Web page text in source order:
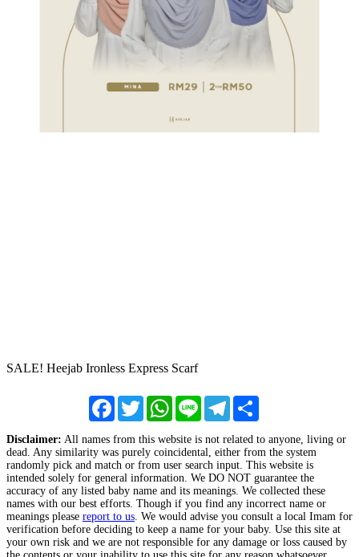
SALE! Heejab Ironless Express Scarf
FacebookTwitterWhatsApp
Line Telegram
Disclaimer: All names from this website is not related to anyone, living or
dead. Any similarity was purely coincidental, either from the system
randomly pick and match or from user search input. This website is
intended solely for general information. We DO NOT guarantee the
accuracy of any listed baby name and its meanings. We collected these
names with our best efforts. Though if you find any incorrect name or
meanings please report to us. We would advise you consult a local Imam for
verification before deciding to keep a name for your baby. Use this site at
your own risk and we are not responsible for any damage or loss caused by